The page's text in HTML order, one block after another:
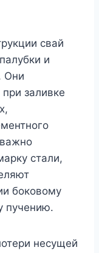
свай
и
Они
заливке
стали,
боковому
пучению.
несущей